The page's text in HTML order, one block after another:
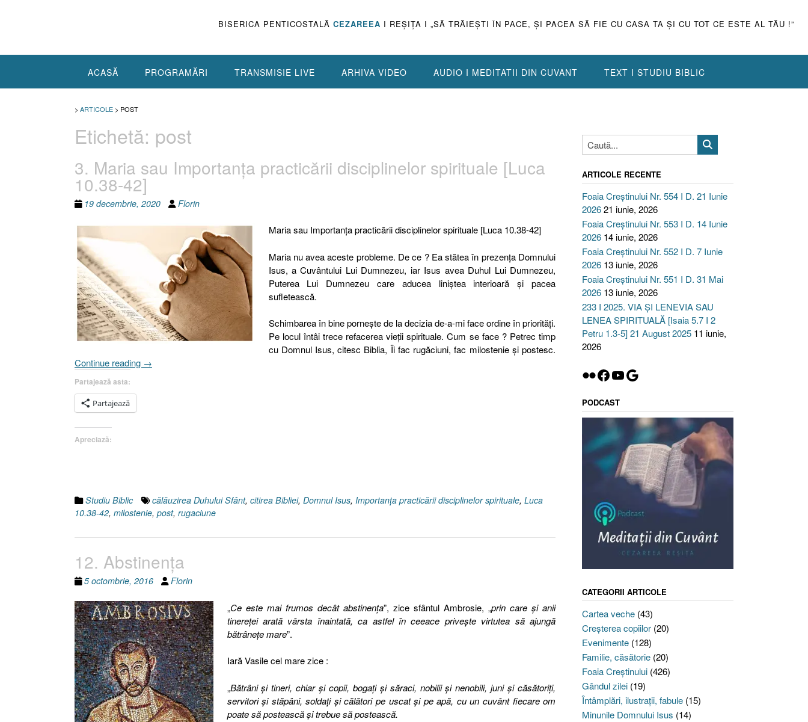
BISERICA PENTICOSTALĂ CEZAREEA I REŞIŢA I „SĂ TRĂIEŞTI ÎN PACE, ŞI PACEA SĂ FIE CU CASA TA ŞI CU TOT CE ESTE AL TĂU !”
ACASĂ PROGRAMĂRI TRANSMISIE LIVE ARHIVA VIDEO AUDIO I MEDITATII DIN CUVANT TEXT I STUDIU BIBLIC
> ARTICOLE > POST
Etichetă: post
3. Maria sau Importanţa practicării disciplinelor spirituale [Luca
10.38-42]
19 decembrie, 2020 Florin
Maria sau Importanţa practicării disciplinelor spirituale [Luca 10.38-42]
Maria nu avea aceste probleme. De ce ? Ea stătea în prezenţa Domnului
Isus, a Cuvântului Lui Dumnezeu, iar Isus avea Duhul Lui Dumnezeu,
Puterea Lui Dumnezeu care aducea liniştea interioară şi pacea
sufletească.
Schimbarea în bine porneşte de la decizia de-a-mi face ordine în priorităţi.
Pe locul întâi trece refacerea vieţii spirituale. Cum se face ? Petrec timp
cu Domnul Isus, citesc Biblia, Îi fac rugăciuni, fac milostenie şi postesc.
Continue reading „3.
→
Partajează asta:
Partajează
Apreciază:
Studiu Biblic călăuzirea Duhului Sfânt, citirea Bibliei, Domnul Isus, Importanţa practicării disciplinelor spirituale, Luca
10.38-42, milostenie, post, rugaciune
12. Abstinenţa
5 octombrie, 2016 Florin
„Ce este mai frumos decât abstinenţa”, zice sfântul Ambrosie, „prin care şi anii
tinereţei arată vârsta înaintată, ca astfel în ceeace priveşte virtutea să ajungă
bătrâneţe mare”.
Iară Vasile cel mare zice :
„Bătrâni şi tineri, chiar şi copii, bogaţi şi săraci, nobilii şi nenobili, juni şi căsătoriţi,
servitori şi stăpâni, soldaţi şi călători pe uscat şi pe apă, cu un cuvânt fiecare om
poate să postească şi trebue să postească.
ARTICOLE RECENTE
Foaia Creștinului Nr. 554 I D. 21 Iunie
202621 iunie, 2026
Foaia Creștinului Nr. 553 I D. 14 Iunie
2026 14 iunie, 2026
Foaia Creștinului Nr. 552 I D. 7 Iunie
2026 13 iunie, 2026
Foaia Creștinului Nr. 551 I D. 31 Mai
2026 13 iunie, 2026
233 I 2025. VIA ȘI LENEVIA SAU
LENEA SPIRITUALĂ [Isaia 5.7 I 2
Petru 1.3-5] 21 August 2025 11 iunie,
2026
Flickr
Facebook
YouTube
Google
PODCAST
CATEGORII ARTICOLE
Cartea veche(43)
Creşterea copiilor(20)
Evenimente(128)
Familie, căsătorie(20)
Foaia Creştinului(426)
Gândul zilei(19)
Întâmplări, ilustraţii, fabule(15)
Minunile Domnului Isus (14)